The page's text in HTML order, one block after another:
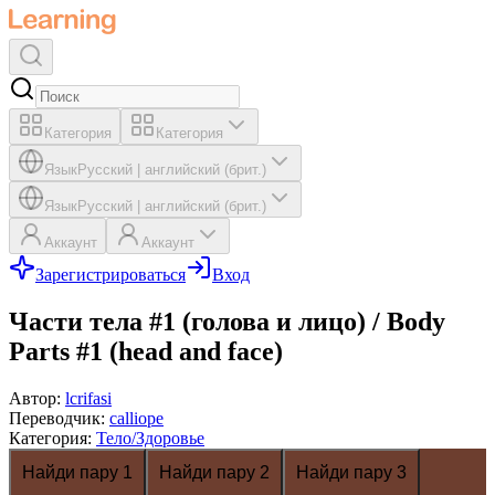
Категория Категория
ЯзыкРусский английский (брит.)
ЯзыкРусский английский (брит.)
Аккаунт Аккаунт
Зарегистрироваться Вход
Части тела #1 (голова и лицо) / Body
Parts #1 (head and face)
Автор: lcrifasi
Переводчик: calliope
Категория: Тело/Здоровье
Найди пару 1
Найди пару 2 Найди пару 3